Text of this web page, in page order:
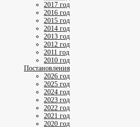
2017 год
2016 год
2015 год
2014 год
2013 год
2012 год
2011 год
2010 год
Постановления
2026 год
2025 год
2024 год
2023 год
2022 год
2021 год
2020 год